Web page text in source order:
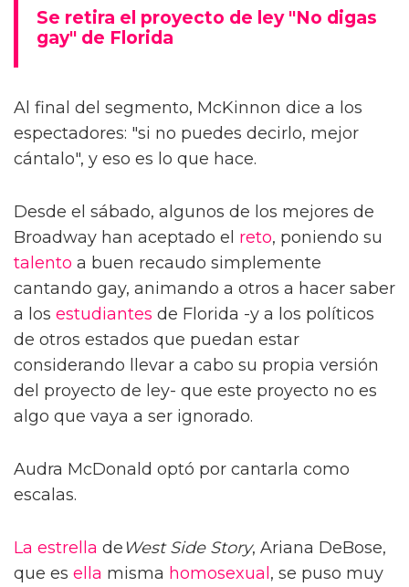
Se retira el proyecto de ley "No digas
gay" de Florida
Al final del segmento, McKinnon dice a los
espectadores: "si no puedes decirlo, mejor
cántalo", y eso es lo que hace.
Desde el sábado, algunos de los mejores de
Broadway han aceptado el reto, poniendo su
talento a buen recaudo simplemente
cantando gay, animando a otros a hacer saber
a los estudiantes de Florida -y a los políticos
de otros estados que puedan estar
considerando llevar a cabo su propia versión
del proyecto de ley- que este proyecto no es
algo que vaya a ser ignorado.
Audra McDonald optó por cantarla como
escalas.
La estrella de West Side Story, Ariana DeBose,
que es ella misma homosexual, se puso muy